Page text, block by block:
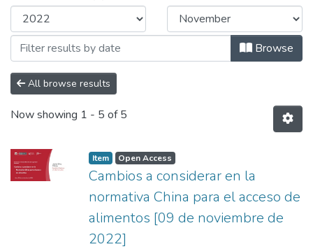
Browse
All browse results
Now showing 1 - 5 of 5
Item Open Access
Cambios a considerar en la
normativa China para el acceso de
alimentos [09 de noviembre de
2022]